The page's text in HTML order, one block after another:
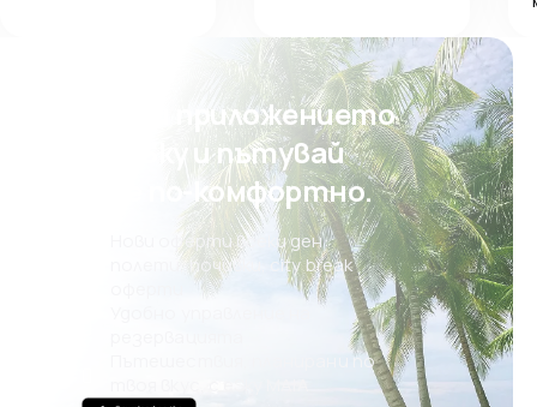
Свали приложението
на eSky и пътувай
още по-комфортно.
Нови оферти всеки ден:
полети, почивки, city break
Пътешествия, планирани по